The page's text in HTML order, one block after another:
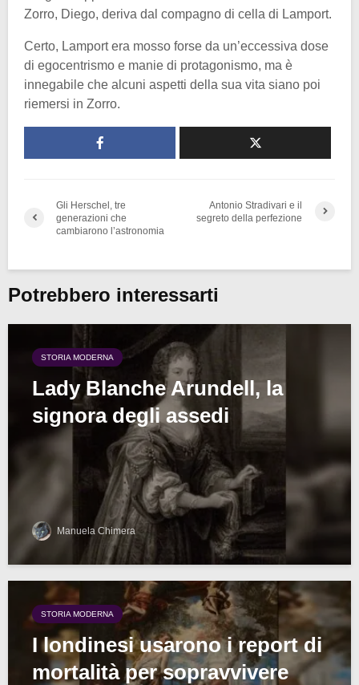
Zorro, Diego, deriva dal compagno di cella di Lamport.
Certo, Lamport era mosso forse da un’eccessiva dose
di egocentrismo e manie di protagonismo, ma è
innegabile che alcuni aspetti della sua vita siano poi
riemersi in Zorro.
Gli Herschel, tre
generazioni che
cambiarono l’astronomia
Antonio Stradivari e il
segreto della perfezione
Potrebbero interessarti
STORIA MODERNA
Lady Blanche Arundell, la
signora degli assedi
Manuela Chimera
STORIA MODERNA
I londinesi usarono i report di
mortalità per sopravvivere